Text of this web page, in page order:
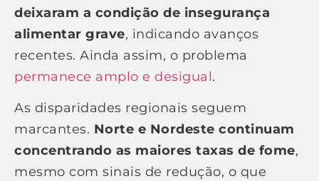
deixaram a condição de insegurança
alimentar grave, indicando avanços
recentes. Ainda assim, o problema
permanece amplo e desigual.
As disparidades regionais seguem
marcantes. Norte e Nordeste continuam
concentrando as maiores taxas de fome,
mesmo com sinais de redução, o que